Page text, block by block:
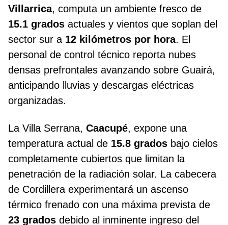
Villarrica, computa un ambiente fresco de
15.1 grados actuales y vientos que soplan del
sector sur a 12 kilómetros por hora. El
personal de control técnico reporta nubes
densas prefrontales avanzando sobre Guairá,
anticipando lluvias y descargas eléctricas
organizadas.
La Villa Serrana, Caacupé, expone una
temperatura actual de 15.8 grados bajo cielos
completamente cubiertos que limitan la
penetración de la radiación solar. La cabecera
de Cordillera experimentará un ascenso
térmico frenado con una máxima prevista de
23 grados debido al inminente ingreso del